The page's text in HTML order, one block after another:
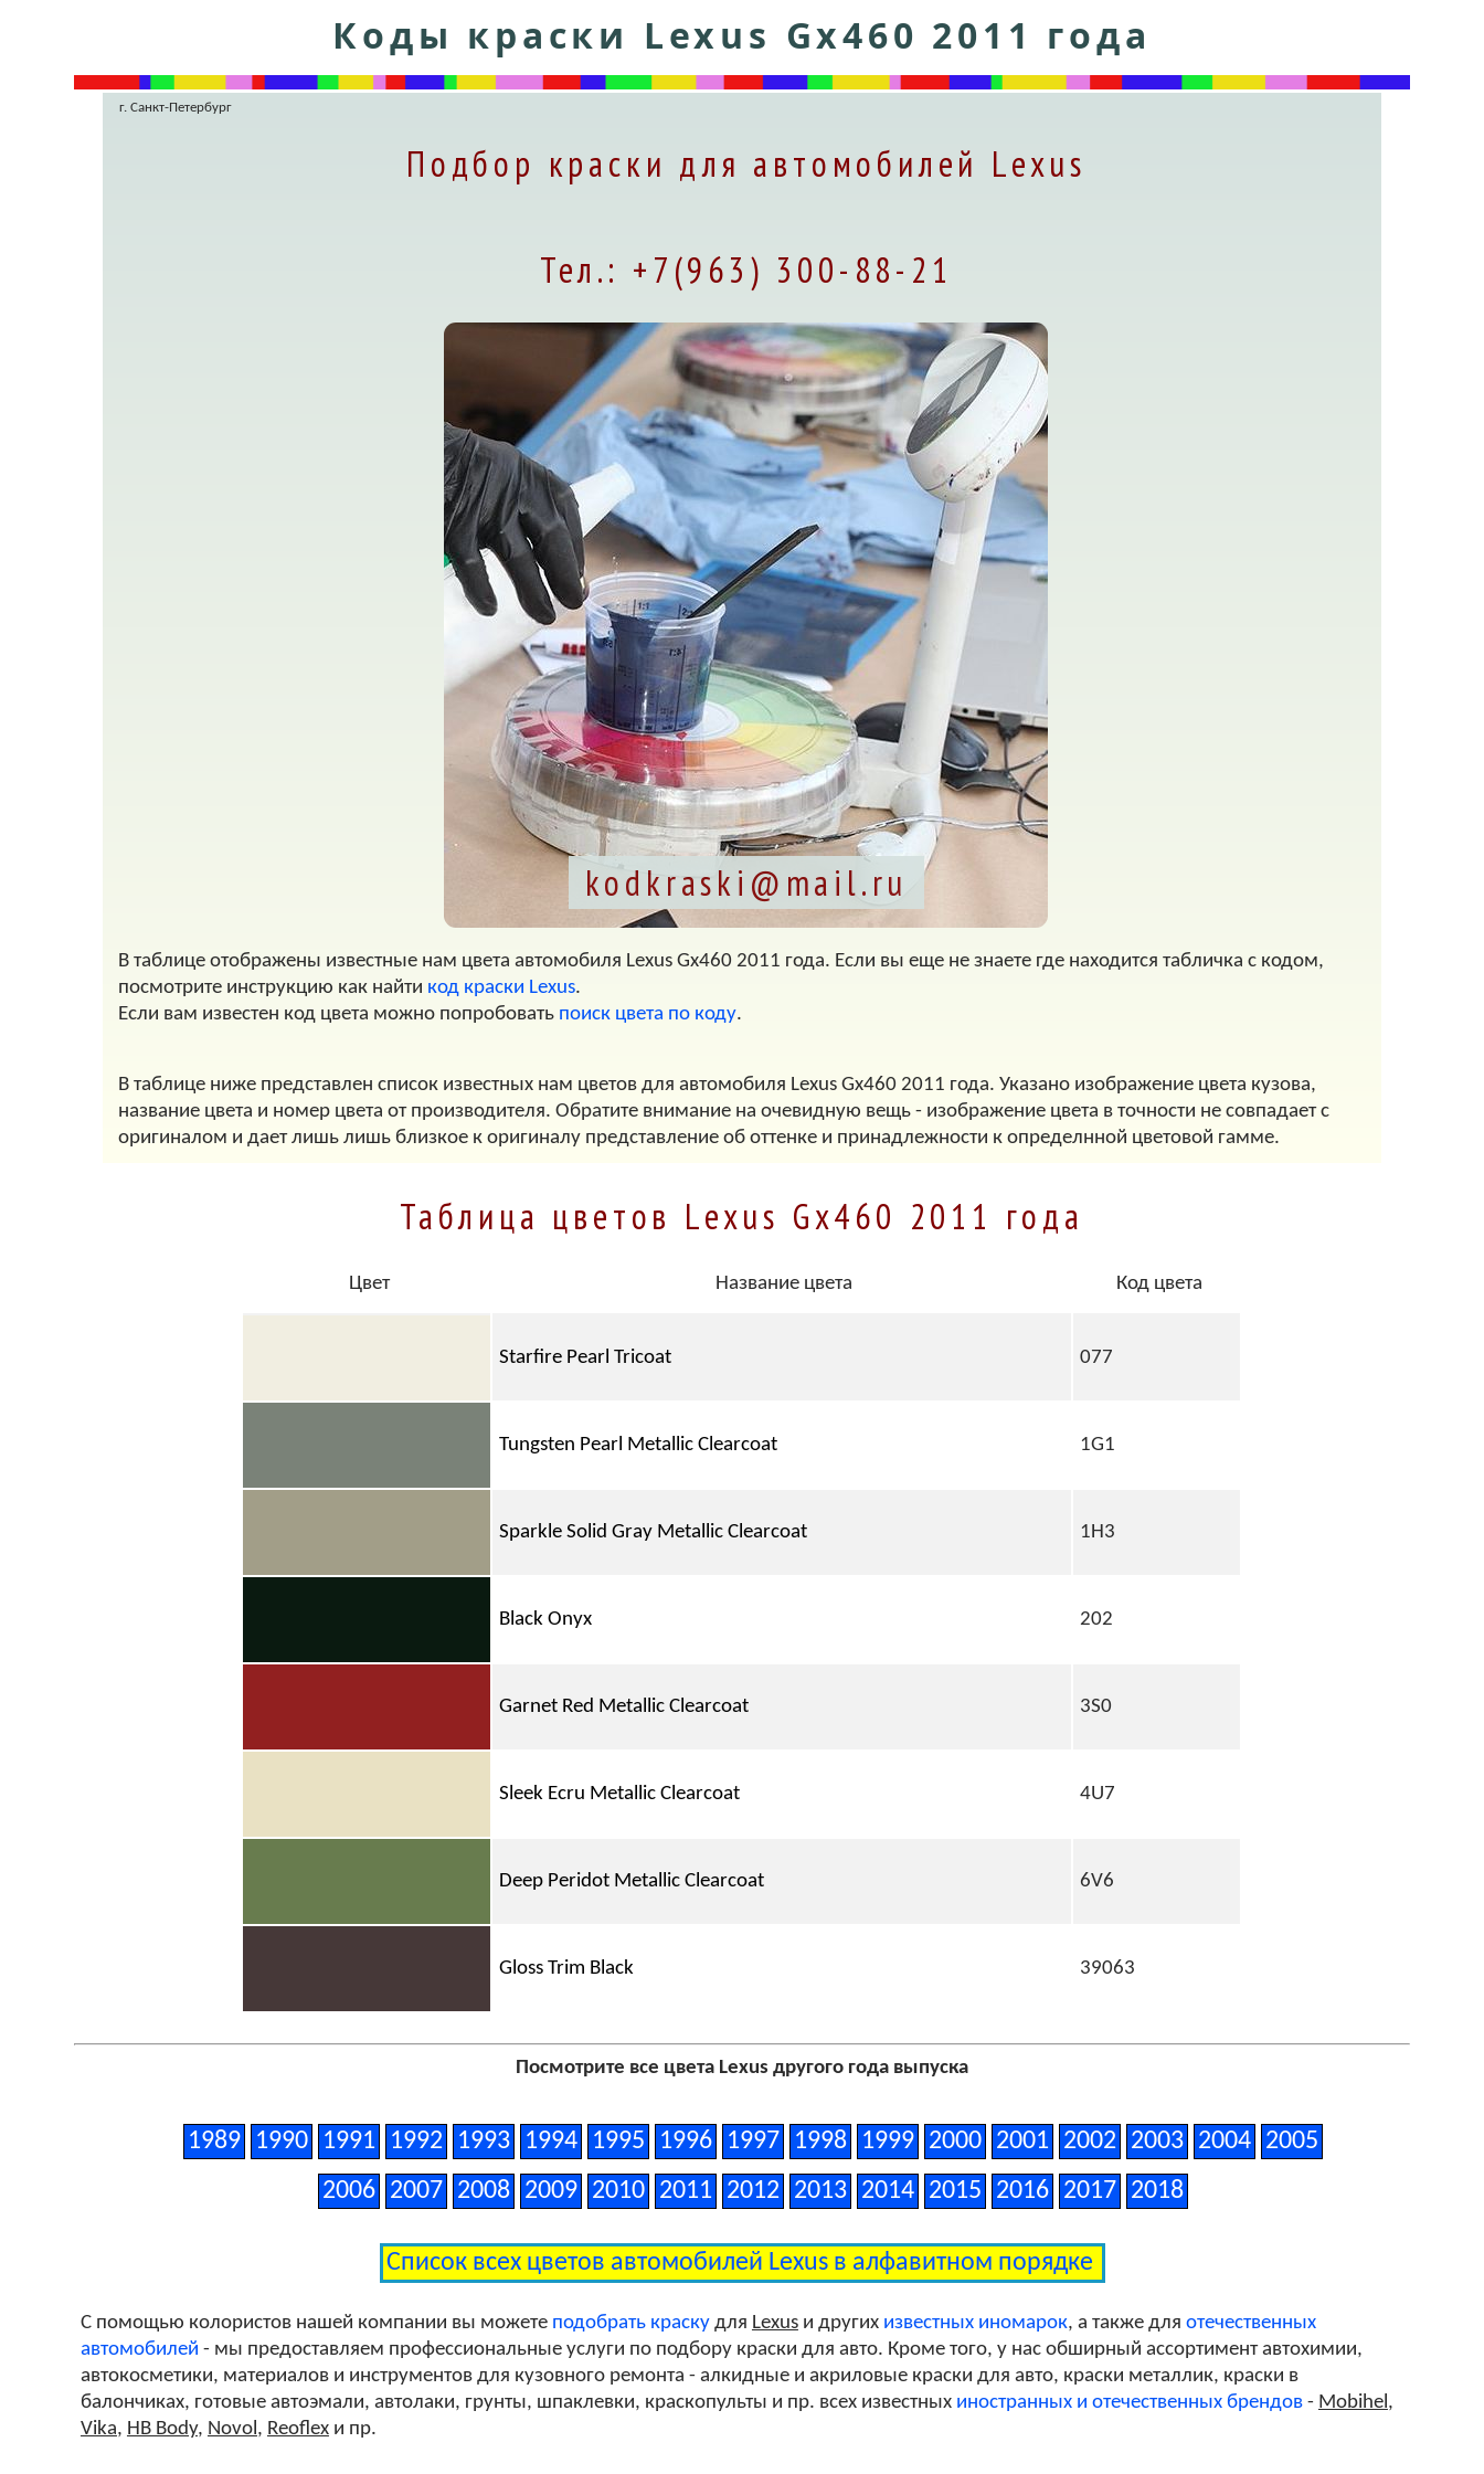
Коды краски Lexus Gx460 2011 года
г. Санкт-Петербург
Подбор краски для автомобилей Lexus
Тел.: +7(963) 300-88-21
kodkraski@mail.ru
В таблице отображены известные нам цвета автомобиля Lexus Gx460 2011 года. Если вы еще не знаете где находится табличка с кодом,
посмотрите инструкцию как найти код краски Lexus.
Если вам известен код цвета можно попробовать поиск цвета по коду.
В таблице ниже представлен список известных нам цветов для автомобиля Lexus Gx460 2011 года. Указано изображение цвета кузова,
название цвета и номер цвета от производителя. Обратите внимание на очевидную вещь - изображение цвета в точности не совпадает с
оригиналом и дает лишь лишь близкое к оригиналу представление об оттенке и принадлежности к определнной цветовой гамме.
Таблица цветов Lexus Gx460 2011 года
Цвет Название цвета Код цвета
Starfire Pearl Tricoat 077
Tungsten Pearl Metallic Clearcoat 1G1
Sparkle Solid Gray Metallic Clearcoat 1H3
Black Onyx 202
Garnet Red Metallic Clearcoat 3S0
Sleek Ecru Metallic Clearcoat 4U7
Deep Peridot Metallic Clearcoat 6V6
Gloss Trim Black 39063
Посмотрите все цвета Lexus другого года выпуска
1989 1990 1991 1992 1993 1994 1995 1996 1997 1998 1999 2000 2001 2002 2003 2004
2005
2006
2007 2008 2009 2010 2011 2012 2013 2014 2015 2016 2017 2018
Список всех цветов автомобилей Lexus в алфавитном порядке
С помощью колористов нашей компании вы можете подобрать краскудля Lexusи других известных иномарок, а также для отечественных
автомобилей - мы предоставляем профессиональные услуги по подбору краски для авто. Кроме того, у нас обширный ассортимент автохимии,
автокосметики, материалов и инструментов для кузовного ремонта - алкидные и акриловые краски для авто, краски металлик, краски в
балончиках, готовые автоэмали, автолаки, грунты, шпаклевки, краскопульты и пр. всех известных иностранных и отечественных брендов- Mobihel,
Vika, HB Body, Novol, Reoflexи пр.